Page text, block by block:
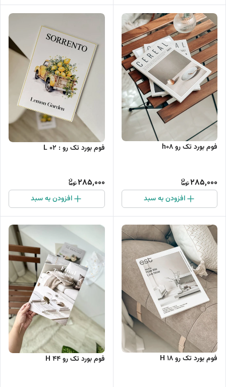
فوم بورد تک رو h08
285,000
افزودن به سبد
فوم بورد تک رو : L 02
285,000
افزودن به سبد
فوم بورد تک رو H 18 فوم بورد تک رو H 44